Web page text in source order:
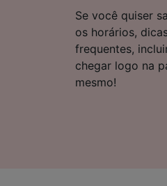
Se você quiser
os horários,
frequentes,
chegar logo na
mesmo!